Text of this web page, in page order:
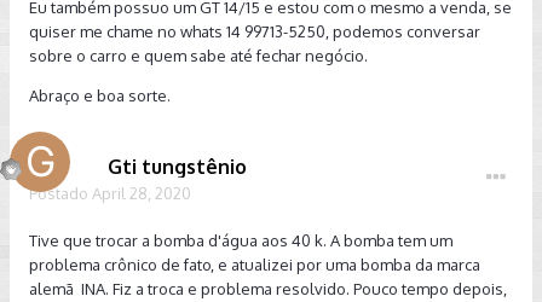
Eu também possuo um GT 14/15 e estou com o mesmo a venda, se
quiser me chame no whats 14 99713-5250, podemos conversar
sobre o carro e quem sabe até fechar negócio.
Abraço e boa sorte.
Gti tungstênio
Postado April 28, 2020
Tive que trocar a bomba d'água aos 40 k. A bomba tem um
problema crônico de fato, e atualizei por uma bomba da marca
alemã INA. Fiz a troca e problema resolvido. Pouco tempo depois,